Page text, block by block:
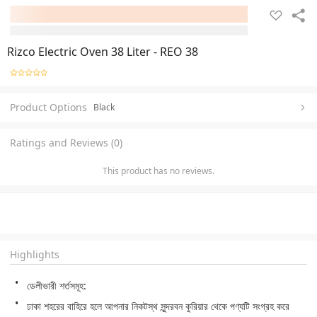
Rizco Electric Oven 38 Liter - REO 38
Product Options Black
Ratings and Reviews (0)
This product has no reviews.
Highlights
ডেলীভারী শর্তসমূহ:
ঢাকা শহরের বাহিরে হলে আপনার নিকটস্থ সুন্দরবন কুরিয়ার থেকে পণ্যটি সংগ্রহ করে